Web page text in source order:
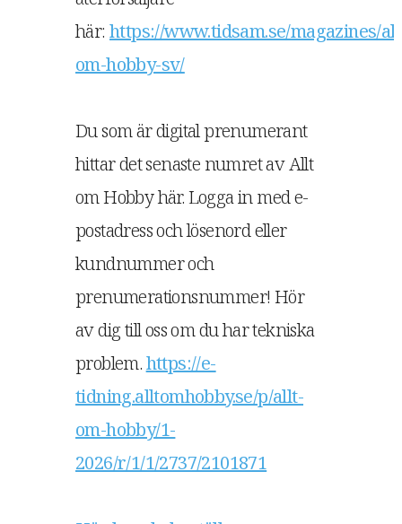
här: https://www.tidsam.se/magazines/
om-hobby-sv/
Du som är digital prenumerant
hittar det senaste numret av Allt
om Hobby här. Logga in med e-
postadress och lösenord eller
kundnummer och
prenumerationsnummer! Hör
av dig till oss om du har tekniska
problem.https://e-
tidning.alltomhobby.se/p/allt-
om-hobby/1-
2026/r/1/1/2737/2101871